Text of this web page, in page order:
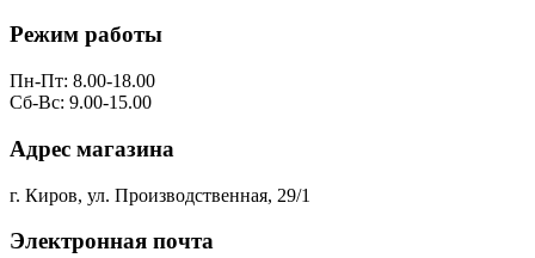
Режим работы
Пн-Пт: 8.00-18.00
Сб-Вс: 9.00-15.00
Адрес магазина
г. Киров, ул. Производственная, 29/1
Электронная почта